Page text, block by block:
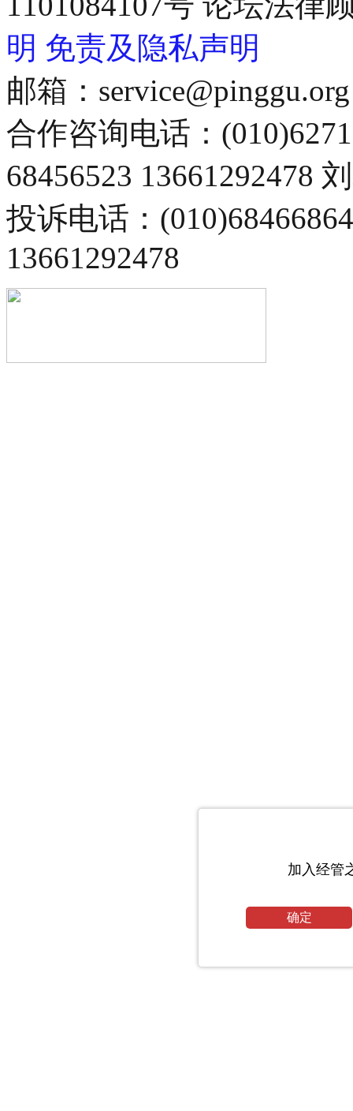
加入经管
确定
明 免责及隐私声明
邮箱：service@pinggu.org
合作咨询电话：
68456523 13661292478
投诉电话：
13661292478